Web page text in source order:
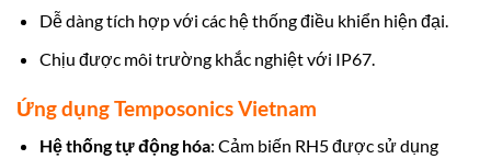
Dễ dàng tích hợp với các hệ thống điều khiển hiện đại.
Chịu được môi trường khắc nghiệt với IP67.
Ứng dụng Temposonics Vietnam
Hệ thống tự động hóa: Cảm biến RH5 được sử dụng